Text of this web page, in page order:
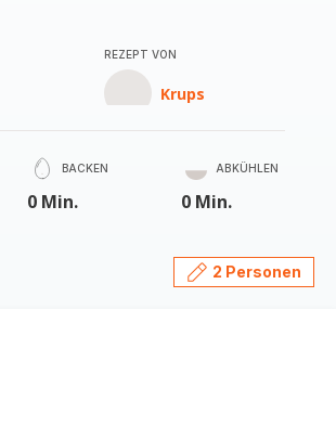
REZEPT VON
Krups
BACKEN
0 Min.
ABKÜHLEN
0 Min.
2 Personen